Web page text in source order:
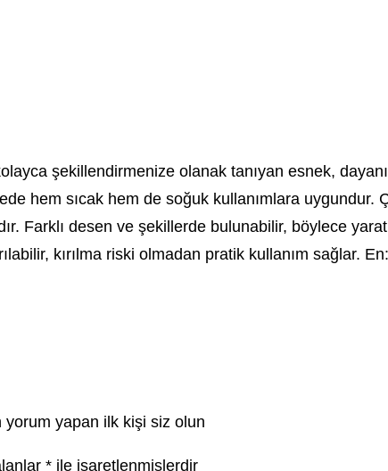
şekillendirmenize olanak tanıyan esnek,
hem sıcak hem de soğuk kullanımlara uygundur.
Farklı desen ve şekillerde bulunabilir, böylece
kırılma riski olmadan pratik kullanım sağlar.
yorum yapan ilk kişi siz olun
* ile işaretlenmişlerdir